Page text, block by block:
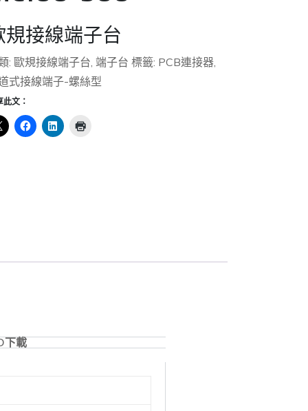
規接線端子台
: 歐規接線端子台, 端子台 標籤: PCB連接器,
式接線端子-螺絲型
此文：
下載